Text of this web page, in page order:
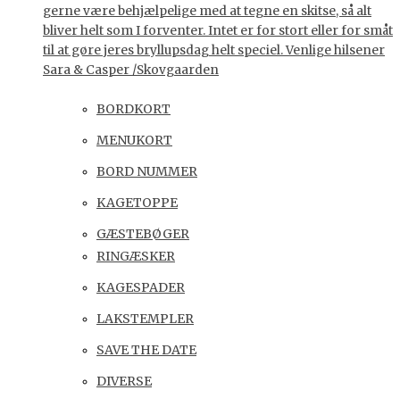
gerne være behjælpelige med at tegne en skitse, så alt
bliver helt som I forventer. Intet er for stort eller for småt
til at gøre jeres bryllupsdag helt speciel. Venlige hilsener
Sara & Casper /Skovgaarden
BORDKORT
MENUKORT
BORD NUMMER
KAGETOPPE
GÆSTEBØGER
RINGÆSKER
KAGESPADER
LAKSTEMPLER
SAVE THE DATE
DIVERSE